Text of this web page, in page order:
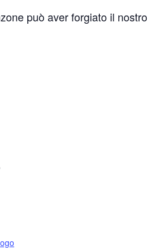
può aver forgiato il nostro